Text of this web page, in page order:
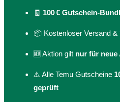
🧾 100 € Gutschein-
📦 Kostenloser Versand &
🆕 Aktion gilt nur für neue
⚠️ Alle Temu Gutscheine
geprüft